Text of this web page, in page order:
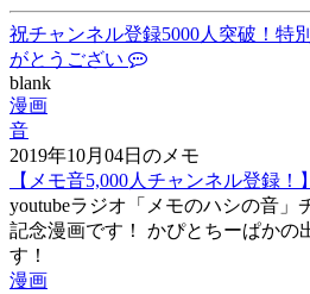
祝チャンネル登録5000人突破！特
がとうござい
blank
漫画
音
2019年10月04日のメモ
【メモ音5,000人チャンネル登録
youtubeラジオ「メモのハシの音」
記念漫画です！ かぴとちーぱかの
す！
漫画